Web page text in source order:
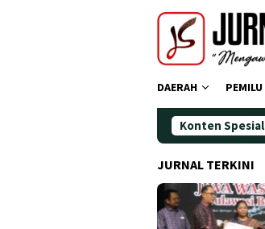
DAERAH PEMILU
Konten Spesial
JURNAL TERKINI